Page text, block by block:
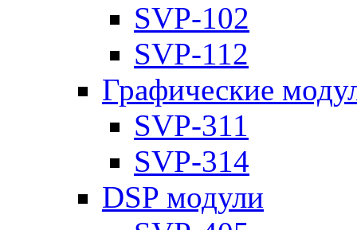
SVP-102
SVP-112
Графические
SVP-311
SVP-314
DSP модули